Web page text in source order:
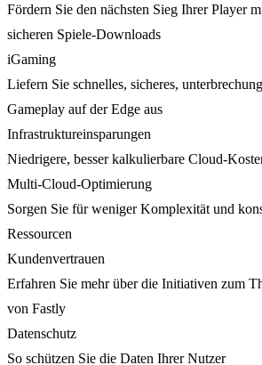
Fördern Sie den nächsten Sieg Ihrer Player
sicheren Spiele-Downloads
iGaming
Liefern Sie schnelles, sicheres,
Gameplay auf der Edge aus
Infrastruktureinsparungen
Niedrigere, besser kalkulierbare Cloud-
Multi-Cloud-Optimierung
Sorgen Sie für weniger Komplexität und
Ressourcen
Kundenvertrauen
Erfahren Sie mehr über die Initiativen zum
von Fastly
Datenschutz
So schützen Sie die Daten Ihrer Nutzer